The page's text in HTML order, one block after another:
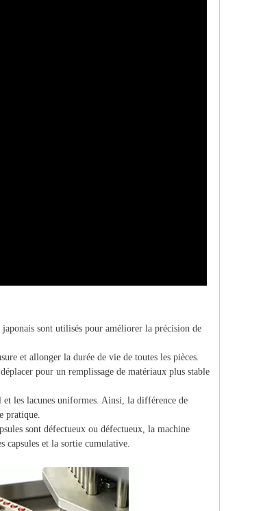
sont utilisés pour améliorer la précision de
et allonger la durée de vie de toutes les pièces.
pour un remplissage de matériaux plus stable
les lacunes uniformes. Ainsi, la différence de
pratique.
sont défectueux ou défectueux, la machine
capsules et la sortie cumulative.